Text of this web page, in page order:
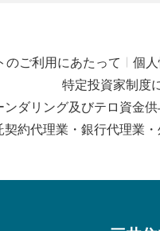
のご利用にあたって 個
特定投資家制度
ンダリング及びテロ資金
契約代理業・銀行代理業